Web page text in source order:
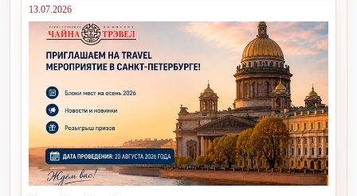
13.07.2026